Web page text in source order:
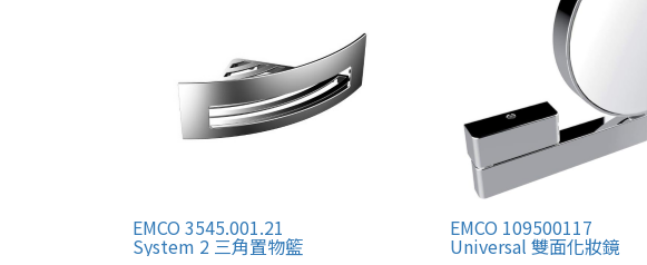
EMCO 3545.001.21
System 2 三角置物籃
EMCO 109500117
Universal 雙面化妝鏡